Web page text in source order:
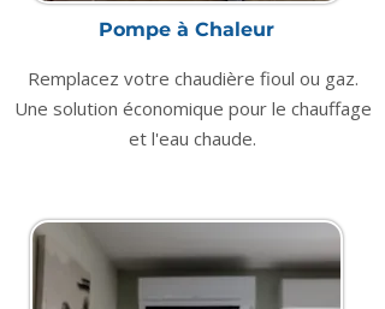
Pompe à Chaleur
Remplacez votre chaudière fioul ou gaz.
Une solution économique pour le chauffage
et l'eau chaude.